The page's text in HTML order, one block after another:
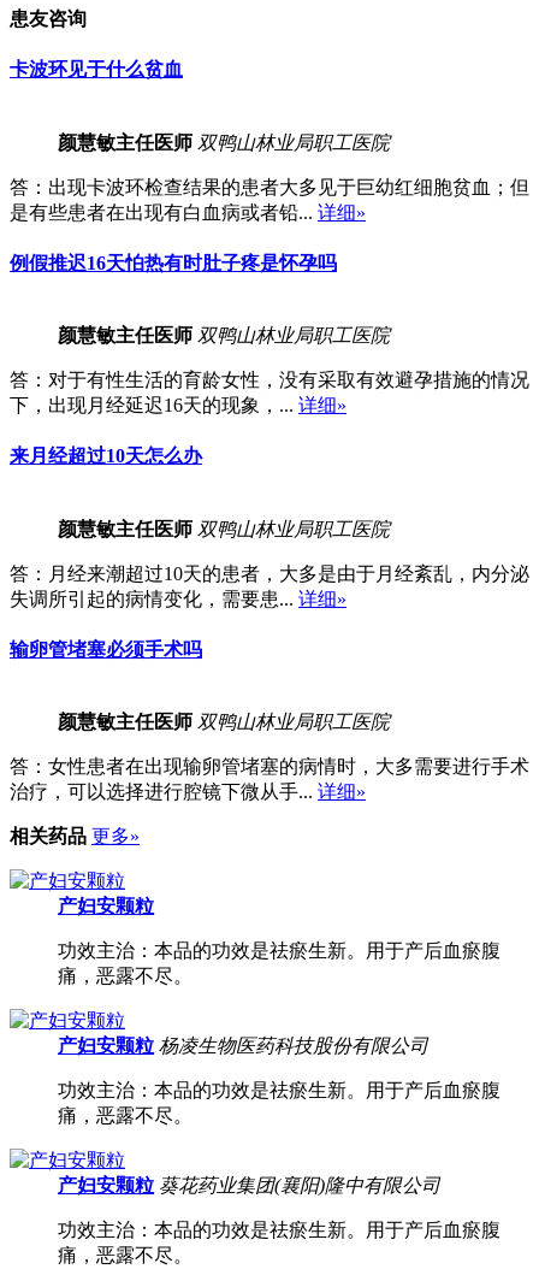
患友咨询
卡波环见于什么贫血
颜慧敏主任医师 双鸭山林业局职工医院
答：出现卡波环检查结果的患者大多见于巨幼红细胞贫血；但
是有些患者在出现有白血病或者铅... 详细»
例假推迟16天怕热有时肚子疼是怀孕吗
颜慧敏主任医师 双鸭山林业局职工医院
答：对于有性生活的育龄女性，没有采取有效避孕措施的情况
下，出现月经延迟16天的现象，... 详细»
来月经超过10天怎么办
颜慧敏主任医师 双鸭山林业局职工医院
答：月经来潮超过10天的患者，大多是由于月经紊乱，内分泌
失调所引起的病情变化，需要患... 详细»
输卵管堵塞必须手术吗
颜慧敏主任医师 双鸭山林业局职工医院
答：女性患者在出现输卵管堵塞的病情时，大多需要进行手术
治疗，可以选择进行腔镜下微从手... 详细»
相关药品 更多»
产妇安颗粒
功效主治：本品的功效是祛瘀生新。用于产后血瘀腹
痛，恶露不尽。
产妇安颗粒 杨凌生物医药科技股份有限公司
功效主治：本品的功效是祛瘀生新。用于产后血瘀腹
痛，恶露不尽。
产妇安颗粒 葵花药业集团(襄阳)隆中有限公司
功效主治：本品的功效是祛瘀生新。用于产后血瘀腹
痛，恶露不尽。